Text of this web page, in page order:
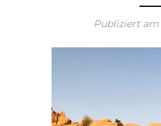
Publiziert am